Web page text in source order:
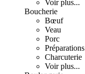
Voir plus...
Boucherie
Bœuf
Veau
Porc
Préparations
Charcuterie
Voir plus...